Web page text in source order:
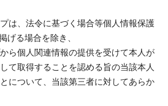
は、法令に基づく場合等個人情報保護
げる場合を除き、
ら個人関連情報の提供を受けて本人が
て取得することを認める旨の当該本人
について、当該第三者に対してあらか